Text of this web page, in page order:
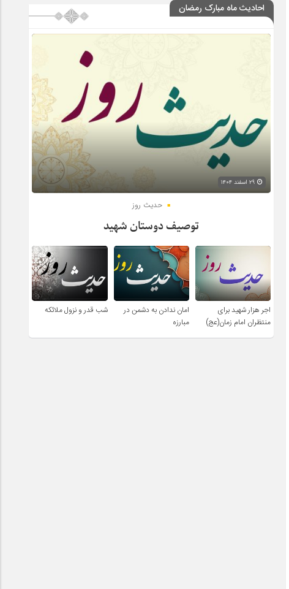
احادیث ماه مبارک رمضان
حدیث روز
توصیف دوستان شهید
اجر هزار شهید برای
منتظران امام زمان(عج)
امان ندادن به دشمن در
مبارزه
شب قدر و نزول ملائکه